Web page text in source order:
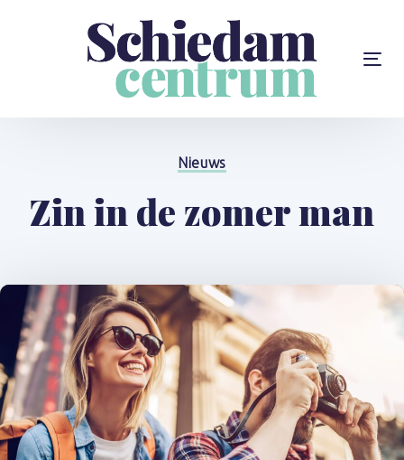
Nieuws
Zin in de zomer man